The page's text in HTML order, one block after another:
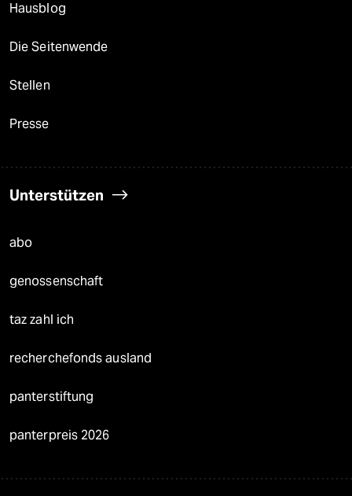
Hausblog
Die Seitenwende
Stellen
Presse
Unterstützen
abo
genossenschaft
taz zahl ich
recherchefonds ausland
panterstiftung
panterpreis 2026